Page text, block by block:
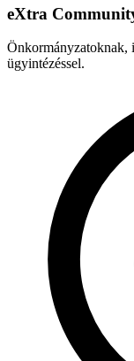
eXtra
Önkormányzatoknak,
ügyintézéssel.